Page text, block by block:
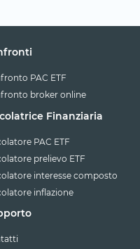
PAC ETF
broker online
Finanziaria
PAC ETF
prelievo ETF
interesse composto
inflazione